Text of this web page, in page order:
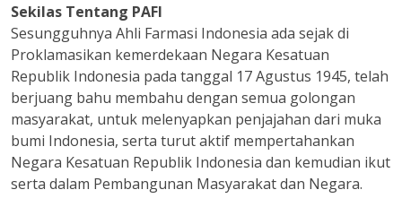
Sekilas Tentang PAFI
Sesungguhnya Ahli Farmasi Indonesia ada sejak di
Proklamasikan kemerdekaan Negara Kesatuan
Republik Indonesia pada tanggal 17 Agustus 1945, telah
berjuang bahu membahu dengan semua golongan
masyarakat, untuk melenyapkan penjajahan dari muka
bumi Indonesia, serta turut aktif mempertahankan
Negara Kesatuan Republik Indonesia dan kemudian ikut
serta dalam Pembangunan Masyarakat dan Negara.